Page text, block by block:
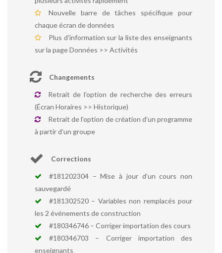
Nouvelle barre de tâches spécifique pour
chaque écran de données
Plus d’information sur la liste des enseignants
sur la page Données >> Activités
Changements
Retrait de l’option de recherche des erreurs
(Écran Horaires >> Historique)
Retrait de l’option de création d’un programme
à partir d’un groupe
Corrections
#181202304 – Mise à jour d’un cours non
sauvegardé
#181302520 – Variables non remplacés pour
les 2 événements de construction
#180346746 – Corriger importation des cours
#180346703 – Corriger importation des
enseignants